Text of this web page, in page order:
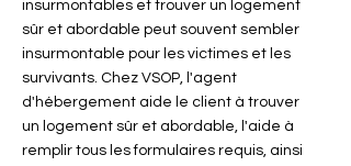
insurmontables et trouver un logement
sûr et abordable peut souvent sembler
insurmontable pour les victimes et les
survivants. Chez VSOP, l'agent
d'hébergement aide le client à trouver
un logement sûr et abordable, l'aide à
remplir tous les formulaires requis, ainsi